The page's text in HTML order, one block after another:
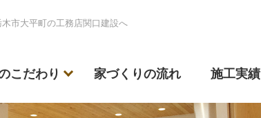
市大平町の工務店関口建設へ
こだわり 家づくりの流れ 施工実績